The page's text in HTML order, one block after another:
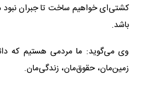
کشتی‌ای خواهیم ساخت تا جبران نبود
باشد.
وی می‌گوید: ما مردمی هستیم که
زمین‌مان، حقوق‌مان، زندگی‌مان.